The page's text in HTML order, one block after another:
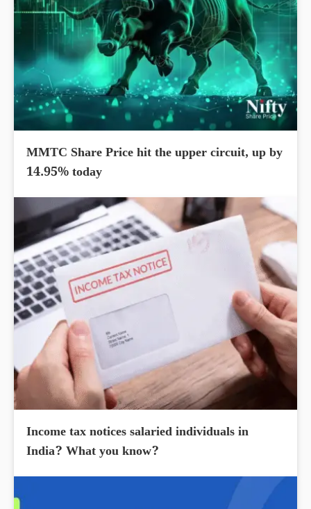
MMTC Share Price hit the upper circuit, up by
14.95% today
Income tax notices salaried individuals in
India? What you know?